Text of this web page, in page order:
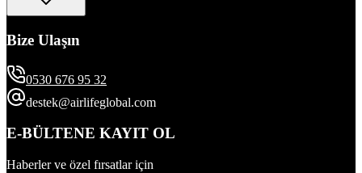
Bize Ulaşın
0530 676 95 32
destek@airlifeglobal.com
E-BÜLTENE KAYIT OL
Haberler ve özel fırsatlar için